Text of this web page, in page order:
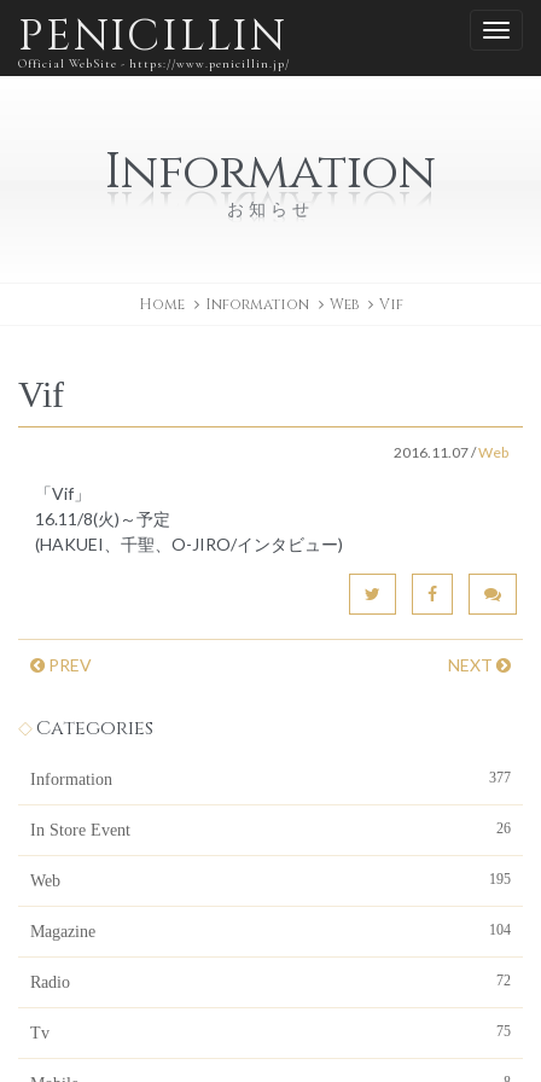
PENICILLIN
Official WebSite - https://www.penicillin.jp/
Information
お知らせ
Home Information Web Vif
Vif
2016.11.07/Web
「Vif」
16.11/8(火)～予定
(HAKUEI、千聖、O-JIRO/インタビュー)
PREV NEXT
Categories
Information 377
In Store Event 26
Web 195
Magazine 104
Radio 72
Tv 75